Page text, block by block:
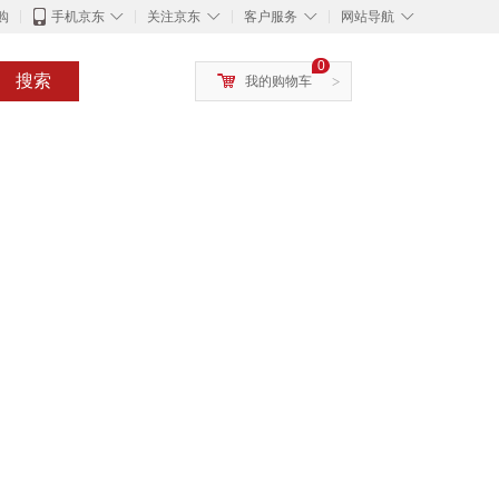
◇
手机京东 ◇
关注京东 ◇
客户服务 ◇
网站导航
搜索 >
0
我的购物车